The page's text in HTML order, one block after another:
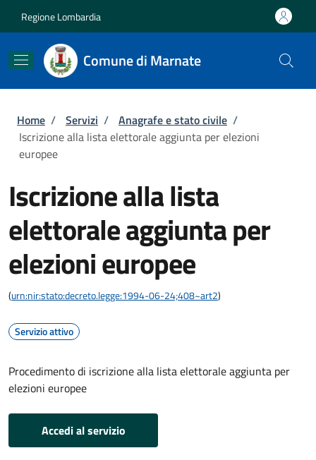
Regione Lombardia
Comune di Marnate
Briciole di pane
Home / Servizi / Anagrafe e stato civile /
Iscrizione alla lista elettorale aggiunta per elezioni
europee
Iscrizione alla lista
elettorale aggiunta per
elezioni europee
(urn:nir:stato:decreto.legge:1994-06-24;408~art2)
Servizio attivo
Procedimento di iscrizione alla lista elettorale aggiunta per
elezioni europee
Accedi al servizio